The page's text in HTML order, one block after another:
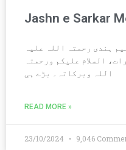
Jashn e Sarkar
ہندی رحمتہ اللہ علیہ
السلام علیکم ورحمتہ
اللہ وبرکاتہ۔ بڑے ہی
READ MORE »
23/10/2024 9,046